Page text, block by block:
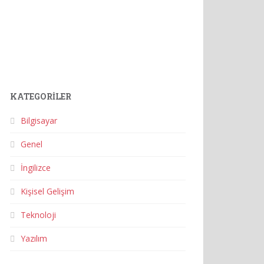
KATEGORILER
Bilgisayar
Genel
İngilizce
Kişisel Gelişim
Teknoloji
Yazılım